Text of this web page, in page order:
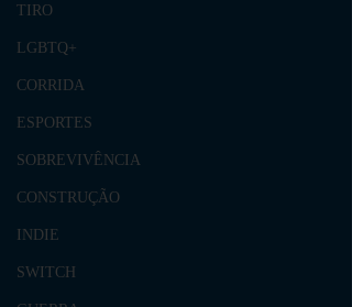
TIRO
LGBTQ+
CORRIDA
ESPORTES
SOBREVIVÊNCIA
CONSTRUÇÃO
INDIE
SWITCH